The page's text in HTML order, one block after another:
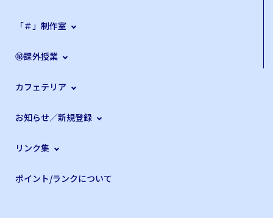
「＃」制作室
㊙課外授業
カフェテリア
お知らせ／新規登録
リンク集
ポイント/ランクについて